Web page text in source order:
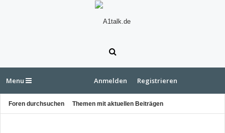
Menu
Foren durchsuchen Themen mit aktuellen Beiträgen
Anmelden Registrieren